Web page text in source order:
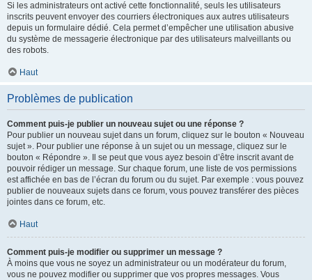
Si les administrateurs ont activé cette fonctionnalité, seuls les utilisateurs
inscrits peuvent envoyer des courriers électroniques aux autres utilisateurs
depuis un formulaire dédié. Cela permet d’empêcher une utilisation abusive
du système de messagerie électronique par des utilisateurs malveillants ou
des robots.
Haut
Problèmes de publication
Comment puis-je publier un nouveau sujet ou une réponse ?
Pour publier un nouveau sujet dans un forum, cliquez sur le bouton « Nouveau
sujet ». Pour publier une réponse à un sujet ou un message, cliquez sur le
bouton « Répondre ». Il se peut que vous ayez besoin d’être inscrit avant de
pouvoir rédiger un message. Sur chaque forum, une liste de vos permissions
est affichée en bas de l’écran du forum ou du sujet. Par exemple : vous pouvez
publier de nouveaux sujets dans ce forum, vous pouvez transférer des pièces
jointes dans ce forum, etc.
Haut
Comment puis-je modifier ou supprimer un message ?
À moins que vous ne soyez un administrateur ou un modérateur du forum,
vous ne pouvez modifier ou supprimer que vos propres messages. Vous